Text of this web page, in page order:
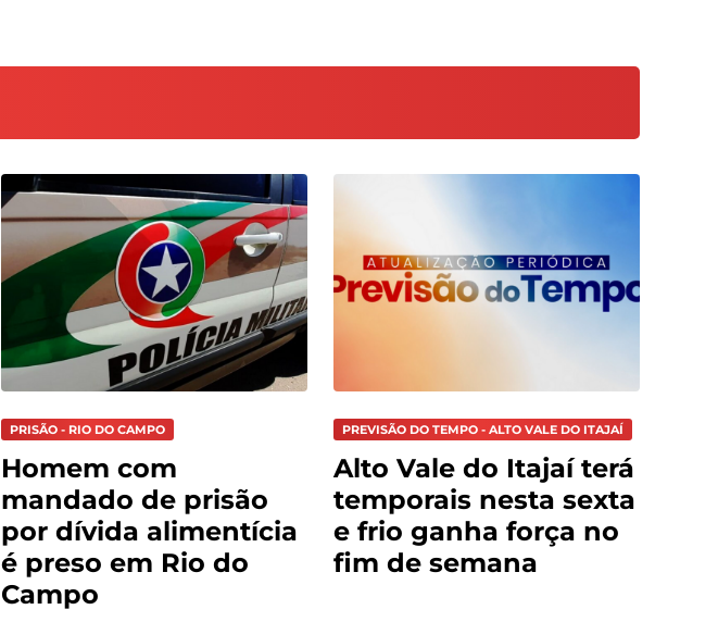
PRISÃO - RIO DO CAMPO
Homem com
mandado de prisão
por dívida alimentícia
é preso em Rio do
Campo
PREVISÃO DO TEMPO - ALTO VALE DO ITAJAÍ
Alto Vale do Itajaí terá
temporais nesta sexta
e frio ganha força no
fim de semana